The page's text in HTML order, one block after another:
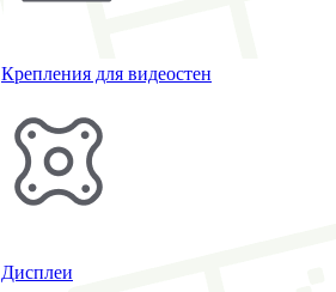
Крепления для видеостен
Дисплеи